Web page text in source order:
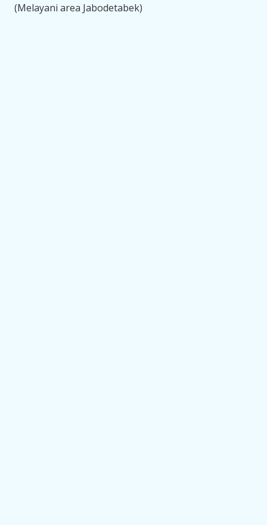
(Melayani area Jabodetabek)